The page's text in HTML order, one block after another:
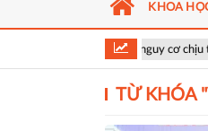
Việt đối mặt nguy cơ chịu thuế gần
KHOA
TỪ KHÓA "